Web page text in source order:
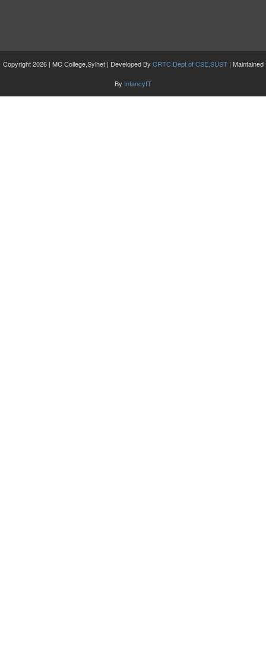
Copyright 2026 | MC College,Sylhet | Developed By CRTC,Dept of CSE,SUST| Maintained
By InfancyIT